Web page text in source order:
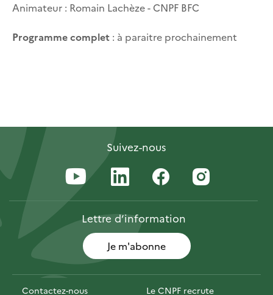
Animateur : Romain Lachèze - CNPF BFC
Programme complet : à paraitre prochainement
Suivez-nous
Lettred’information
Je m'abonne
Contactez-nous Le CNPF recrute